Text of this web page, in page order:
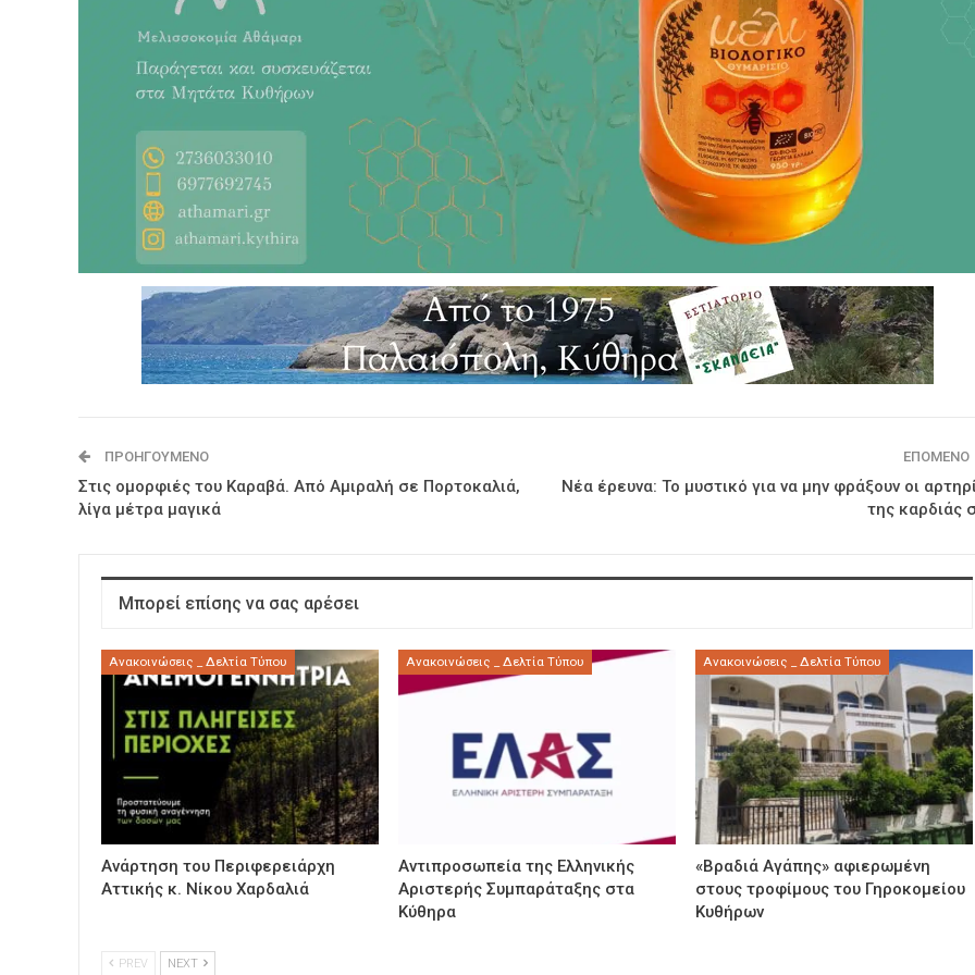
ΠΡΟΗΓΟΎΜΕΝΟ
Στις ομορφιές του Καραβά. Από Αμιραλή σε Πορτοκαλιά,
λίγα μέτρα μαγικά
ΕΠΌΜΕΝΟ
Νέα έρευνα: Το μυστικό για να μην φράξουν οι
της καρδιάς
Μπορεί επίσης να σας αρέσει
Ανακοινώσεις _ Δελτία Τύπου
Ανάρτηση του Περιφερειάρχη
Αττικής κ. Νίκου Χαρδαλιά
Ανακοινώσεις _ Δελτία Τύπου
Αντιπροσωπεία της Ελληνικής
Αριστερής Συμπαράταξης στα
Κύθηρα
Ανακοινώσεις _ Δελτία Τύπου
«Βραδιά Αγάπης» αφιερωμένη
στους τροφίμους του Γηροκομείου
Κυθήρων
PREV NEXT